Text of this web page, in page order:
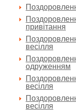
привітання
весілля
одруженням
весілля
весілля